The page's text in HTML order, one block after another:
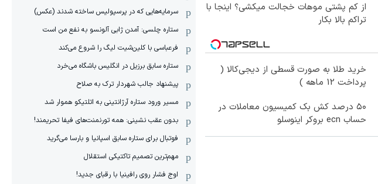
از کم پشتی موهات خجالت میکشی؟ اینجا با
تراکم بالا بکار
خرید طلا به صورت قسطی از دیجی‌کالا (
پرداخت 12 ماهه )
۵۰ درصد کش بک کمیسیون معاملات در
حساب ecn بروکر اینوسلو
سرمایه‌هایی که در پرسپولیس ساخته شدند (عکس)
ستاره چلسی: آمدن ژابی آلونسو به نفع من است
فرعباسی با کلین‌شیت لیگ را شروع می‌کند
ستاره سابق برزیل در انگلیس باشگاه می‌خرد
پیشنهاد جالب شهردار ترک به صلاح
مسیر ورود ستاره آرژانتینی به اتلتیکو هموار شد
بدون عقب نشینی: همه تورنمنت‌های فیفا تحریمند!
فوتبال برای ستاره سابق اسپانیا و بارسا می‌گرید
مهم‌ترین تصمیم تاکتیکی استقلال
اوج فشار روی رافینیا با رقبای جدید!